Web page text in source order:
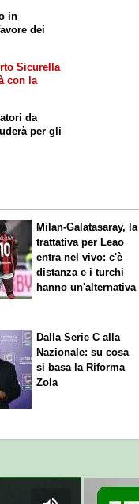
in
dei
Sicurella
con la
da
per gli
Milan-Galatasaray, la
trattativa per Leao
entra nel vivo: c'è
distanza e i turchi
hanno un'alternativa
Dalla Serie C alla
Nazionale: su cosa
si basa la Riforma
Zola